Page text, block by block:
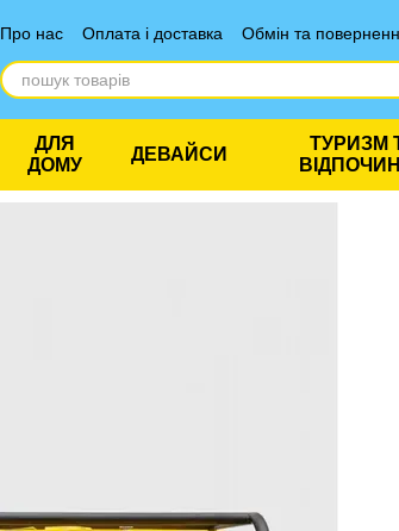
Про нас Оплата і доставка Обмін та
Відгуки про магазин
ДЛЯ
ДОМУ
ДЕВАЙСИ
ТУРИЗМ